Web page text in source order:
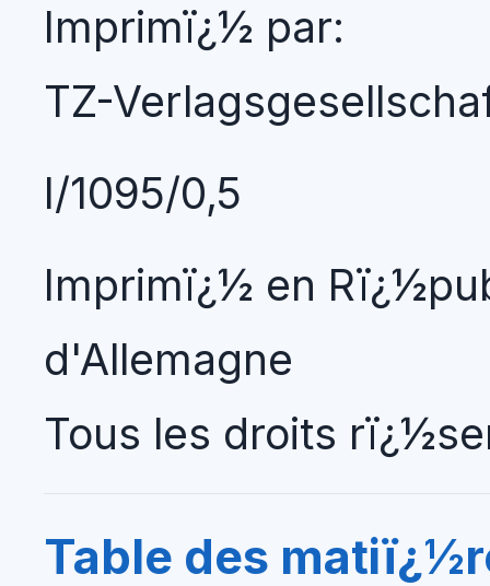
Imprimï¿½ par:
TZ-
I/1095/0,5
Imprimï¿½ en
d'Allemagne
Tous les droits
Table des